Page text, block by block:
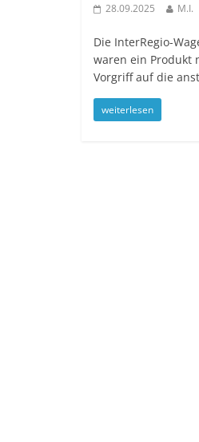
28.09.2025 M.I.
Die InterRegio-
waren ein Produkt
Vorgriff auf die
weiterlesen